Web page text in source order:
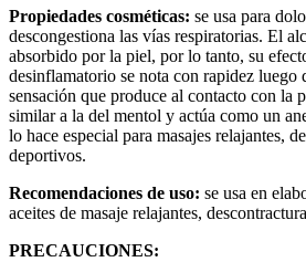
Propiedades cosméticas: se usa para
descongestiona las vías respiratorias. El
absorbido por la piel, por lo tanto, su
desinflamatorio se nota con rapidez luego
sensación que produce al contacto con la
similar a la del mentol y actúa como un
lo hace especial para masajes relajantes,
deportivos.
Recomendaciones de uso: se usa en
aceites de masaje relajantes,
PRECAUCIONES: